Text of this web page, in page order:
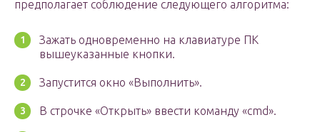
предполагает соблюдение следующего алгоритма:
Зажать одновременно на клавиатуре ПК
вышеуказанные кнопки.
Запустится окно «Выполнить».
В строчке «Открыть» ввести команду «cmd».